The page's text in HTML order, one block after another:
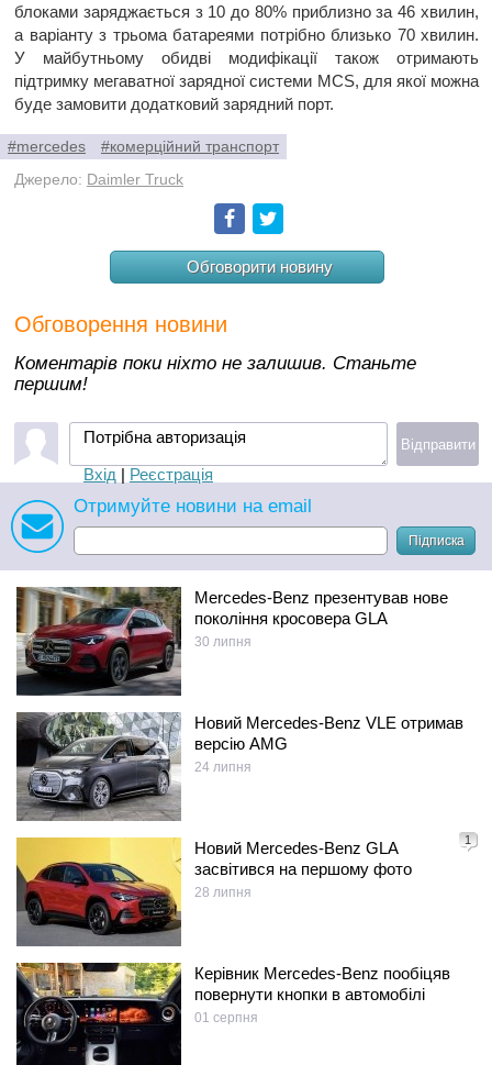
блоками заряджається з 10 до 80% приблизно за 46 хвилин,
а варіанту з трьома батареями потрібно близько 70 хвилин.
У майбутньому обидві модифікації також отримають
підтримку мегаватної зарядної системи MCS, для якої можна
буде замовити додатковий зарядний порт.
#mercedes
#комерційний транспорт
Джерело: Daimler Truck
Facebook
Обговорити новину
Обговорення новини
Коментарів поки ніхто не залишив. Станьте
першим!
Потрібна авторизація
Вхід | Реєстрація
Відправити
Отримуйте новини на email
Підписка
Mercedes-Benz презентував нове
покоління кросовера GLA
30 липня
Новий Mercedes-Benz VLE отримав
версію AMG
24 липня
1
Новий Mercedes-Benz GLA
засвітився на першому фото
28 липня
Керівник Mercedes-Benz пообіцяв
повернути кнопки в автомобілі
01 серпня